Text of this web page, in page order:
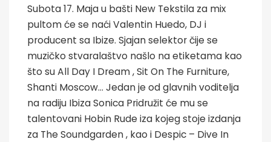
Subota 17. Maja u bašti New Tekstila za mix
pultom će se naći Valentin Huedo, DJ i
producent sa Ibize. Sjajan selektor čije se
muzičko stvaralaštvo našlo na etiketama kao
što su All Day I Dream , Sit On The Furniture,
Shanti Moscow… Jedan je od glavnih voditelja
na radiju Ibiza Sonica Pridružit će mu se
talentovani Hobin Rude iza kojeg stoje izdanja
za The Soundgarden , kao i Despic – Dive In